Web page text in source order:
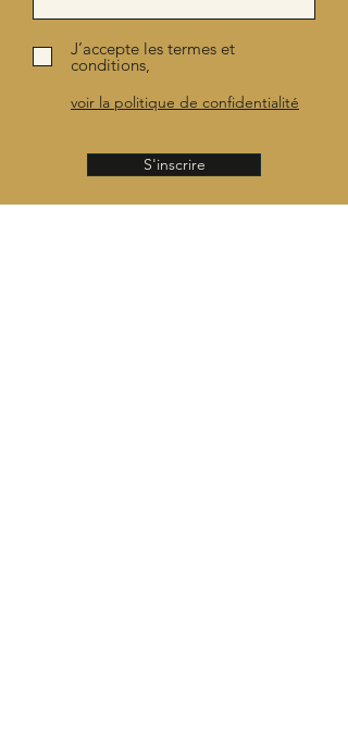
J’accepte les termes et
conditions,
voir la politique de confidentialité
S'inscrire